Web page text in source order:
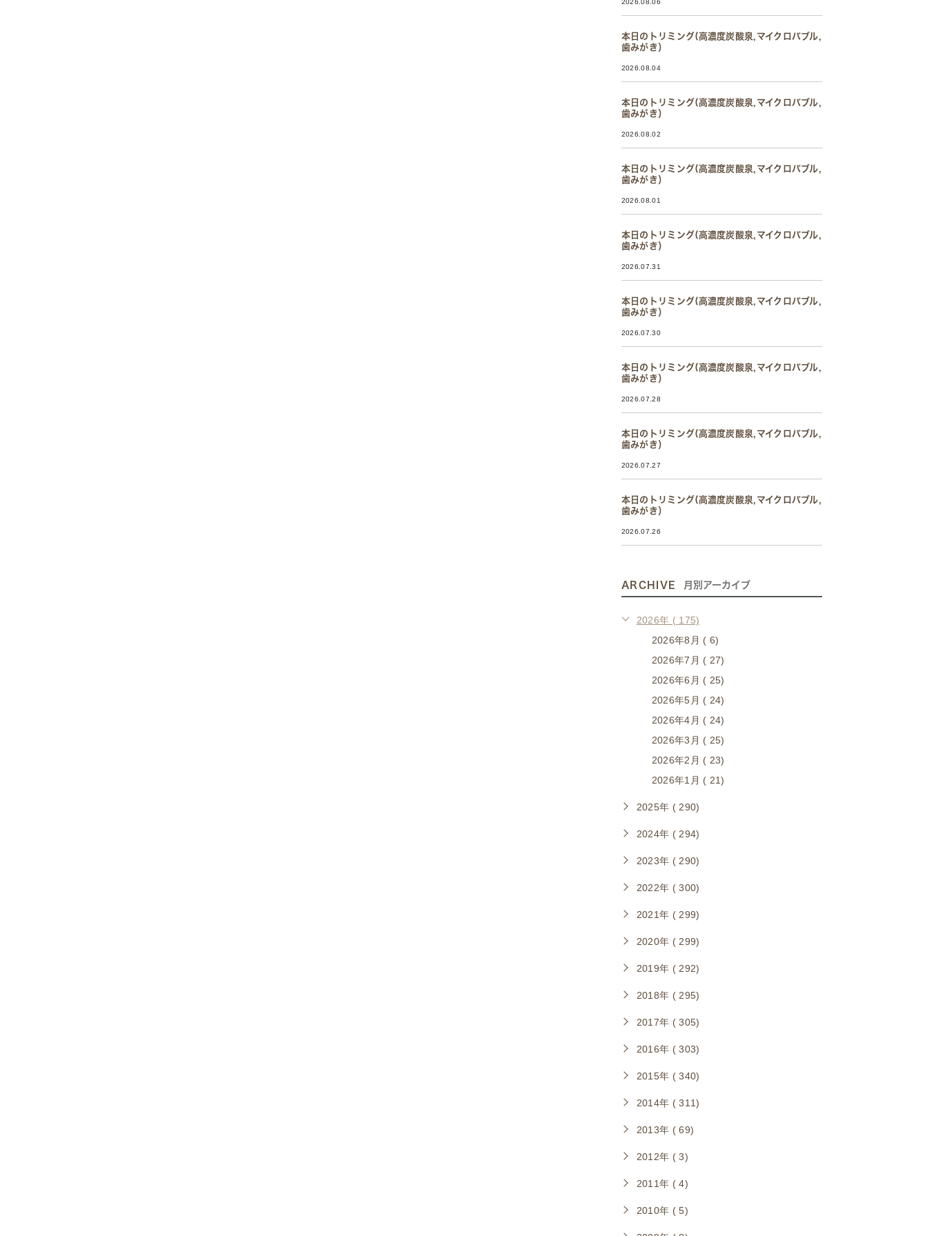
2026.08.06
本日のトリミング(高濃度炭酸泉,マイクロバブル,
歯みがき）
2026.08.04
本日のトリミング(高濃度炭酸泉,マイクロバブル,
歯みがき）
2026.08.02
本日のトリミング(高濃度炭酸泉,マイクロバブル,
歯みがき）
2026.08.01
本日のトリミング(高濃度炭酸泉,マイクロバブル,
歯みがき）
2026.07.31
本日のトリミング(高濃度炭酸泉,マイクロバブル,
歯みがき）
2026.07.30
本日のトリミング(高濃度炭酸泉,マイクロバブル,
歯みがき）
2026.07.28
本日のトリミング(高濃度炭酸泉,マイクロバブル,
歯みがき）
2026.07.27
本日のトリミング(高濃度炭酸泉,マイクロバブル,
歯みがき）
2026.07.26
ARCHIVE 月別アーカイブ
2026年 ( 175)
2026年8月 ( 6)
2026年7月 ( 27)
2026年6月 ( 25)
2026年5月 ( 24)
2026年4月 ( 24)
2026年3月 ( 25)
2026年2月 ( 23)
2026年1月 ( 21)
2025年 ( 290)
2024年 ( 294)
2023年 ( 290)
2022年 ( 300)
2021年 ( 299)
2020年 ( 299)
2019年 ( 292)
2018年 ( 295)
2017年 ( 305)
2016年 ( 303)
2015年 ( 340)
2014年 ( 311)
2013年 ( 69)
2012年 ( 3)
2011年 ( 4)
2010年 ( 5)